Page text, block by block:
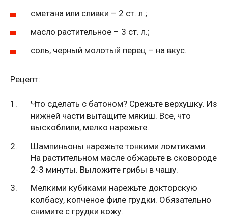
сметана или сливки – 2 ст. л.;
масло растительное – 3 ст. л.;
соль, черный молотый перец – на вкус.
Рецепт:
Что сделать с батоном? Срежьте верхушку. Из
нижней части вытащите мякиш. Все, что
выскоблили, мелко нарежьте.
Шампиньоны нарежьте тонкими ломтиками.
На растительном масле обжарьте в сковороде
2-3 минуты. Выложите грибы в чашу.
Мелкими кубиками нарежьте докторскую
колбасу, копченое филе грудки. Обязательно
снимите с грудки кожу.